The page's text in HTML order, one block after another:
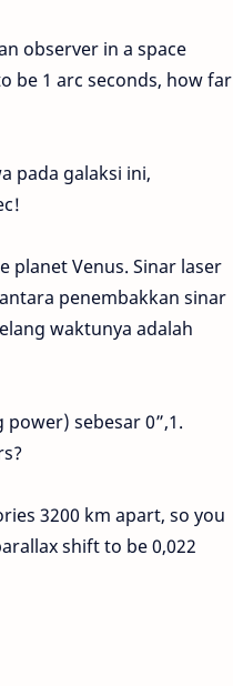
observer in a space
be 1 arc seconds, how far
pada galaksi ini,
planet Venus. Sinar laser
penembakkan sinar
waktunya adalah
sebesar 0”,1.
3200 km apart, so you
shift to be 0,022